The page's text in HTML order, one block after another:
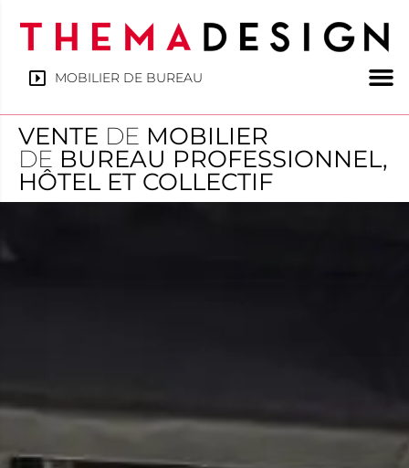
MOBILIER DE BUREAU
VENTE DE MOBILIER
DE BUREAU PROFESSIONNEL,
HÔTEL ET COLLECTIF